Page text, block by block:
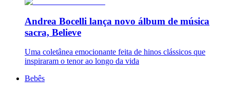
Andrea Bocelli lança novo álbum de música
sacra, Believe
Uma coletânea emocionante feita de hinos clássicos que
inspiraram o tenor ao longo da vida
Bebês